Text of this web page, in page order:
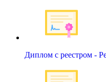
Диплом с реестром -